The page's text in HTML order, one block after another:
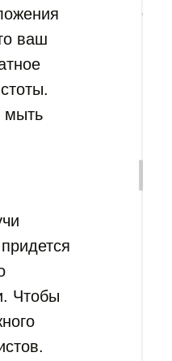
ваш
мыть
Чтобы